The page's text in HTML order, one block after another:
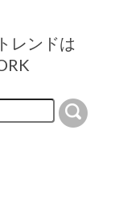
レンドは